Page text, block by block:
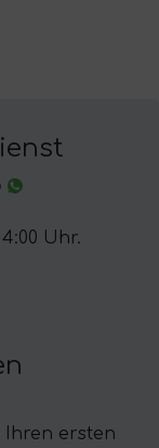
Uhr.
Ihren ersten